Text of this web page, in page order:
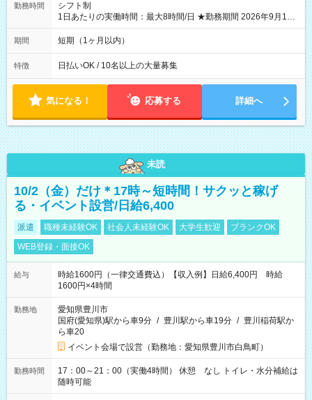
勤務時間
シフト制
1日あたりの実働時間：最大8時間/日 ★勤務期間 2026年9月16
日~2026年10月23日 短期勤務OK! 期間中フル勤務できる方優遇
※週3~5日勤務(勤務日数応相談) ※期間前から勤務スタートも可
り ※夜勤シフトあり
期間 短期（1ヶ月以内）
特徴 日払いOK / 10名以上の大量募集
気になる！ 応募する 詳細へ
未読
10/2（金）だけ＊17時～短時間！サクッと稼げ
る・イベント設営/日給6,400
派遣 職種未経験OK 社会人未経験OK 大学生歓迎
ブランクOK
WEB登録・面接OK
給与
時給1600円（一律交通費込）【収入例】日給6,400円 時給
1600円×4時間
勤務地
愛知県豊川市
国府(愛知県)駅から車9分 / 豊川駅から車19分 / 豊川稲荷駅か
ら車20
イベント会場で設営（勤務地：愛知県豊川市白鳥町）
勤務時間
17：00～21：00（実働4時間） 休憩 なし トイレ・水分補給は
随時可能